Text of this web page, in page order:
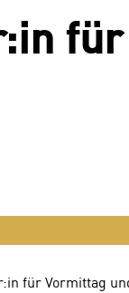
für Vormittag